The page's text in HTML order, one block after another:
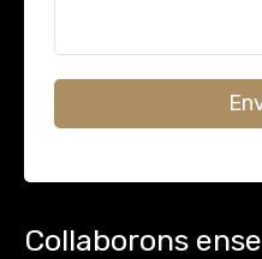
Collaborons